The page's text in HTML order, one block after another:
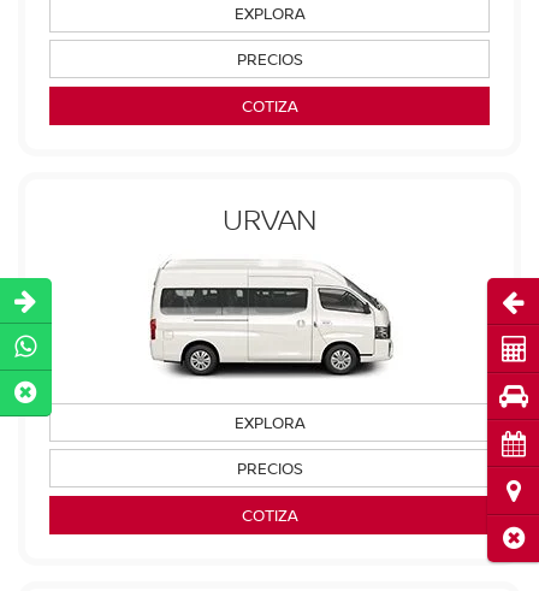
EXPLORA
PRECIOS
COTIZA
URVAN
EXPLORA
PRECIOS
COTIZA